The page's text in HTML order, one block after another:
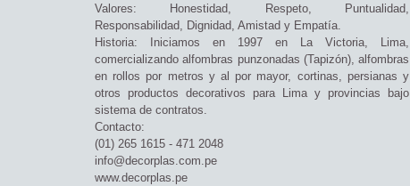
Valores: Honestidad, Respeto, Puntualidad,
Responsabilidad, Dignidad, Amistad y Empatía.
Historia: Iniciamos en 1997 en La Victoria, Lima,
comercializando alfombras punzonadas (Tapizón), alfombras
en rollos por metros y al por mayor, cortinas, persianas y
otros productos decorativos para Lima y provincias bajo
sistema de contratos.
Contacto:
(01) 265 1615 - 471 2048
info@decorplas.com.pe
www.decorplas.pe